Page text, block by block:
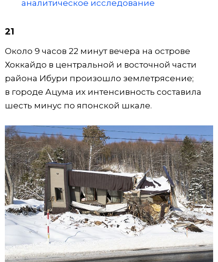
аналитическое исследование
21
Около 9 часов 22 минут вечера на острове
Хоккайдо в центральной и восточной части
района Ибури произошло землетрясение;
в городе Ацума их интенсивность составила
шесть минус по японской шкале.